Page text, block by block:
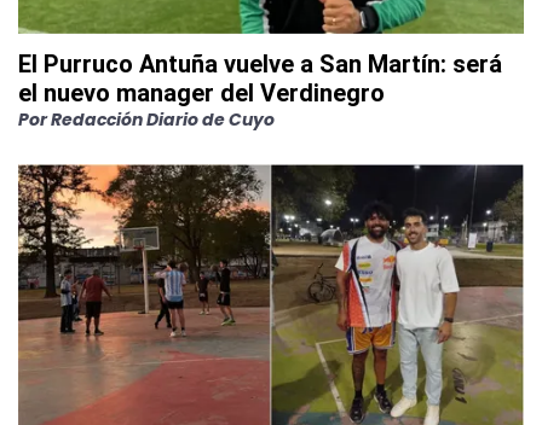
El Purruco Antuña vuelve a San Martín: será
el nuevo manager del Verdinegro
PorRedacción Diario de Cuyo